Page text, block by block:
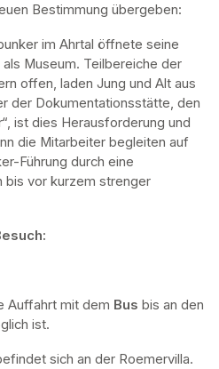
Bestimmung übergeben:
im Ahrtal öffnete seine
Museum. Teilbereiche der
offen, laden Jung und Alt aus
der Dokumentationsstätte, den
ist dies Herausforderung und
die Mitarbeiter begleiten auf
Führung durch eine
bis vor kurzem strenger
Auffahrt mit dem Bus bis an den
ist.
sich an der Roemervilla.